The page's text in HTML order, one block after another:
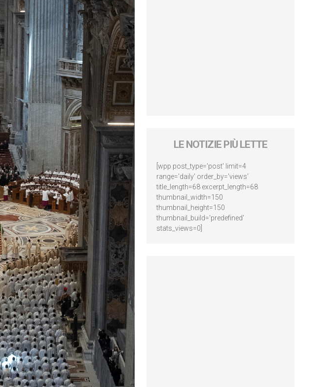
LE NOTIZIE PIÙ LETTE
[wpp post_type='post' limit=4
range='daily' order_by='views'
title_length=68 excerpt_length=68
thumbnail_width=150
thumbnail_height=150
thumbnail_build='predefined'
stats_views=0]